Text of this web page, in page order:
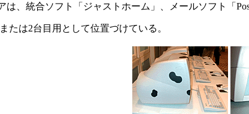
、統合ソフト「ジャストホーム」、メールソフト「
たは2台目用として位置づけている。